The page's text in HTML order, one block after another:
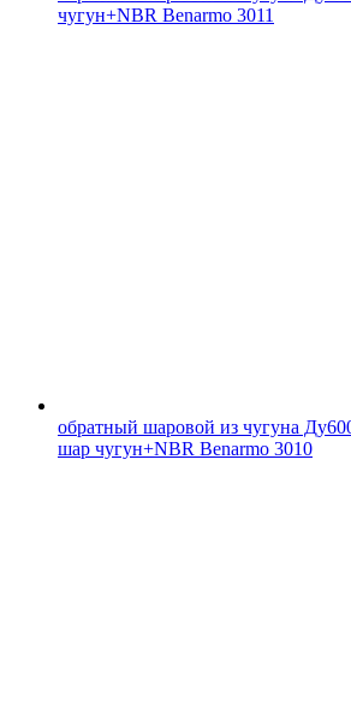
чугун+NBR Benarmo 3011
обратный шаровой из чугуна
шар чугун+NBR Benarmo 3010